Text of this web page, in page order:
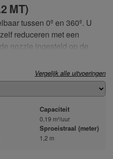
MT)
tussen 0º en 360º. U
reduceren met een
nozzle ingesteld op de
goed te houden wordt
geadviseerd.Vergelijk alle uitvoeringen
Capaciteit
0,19 m³/uur
Sproeistraal (meter)
1,2 m